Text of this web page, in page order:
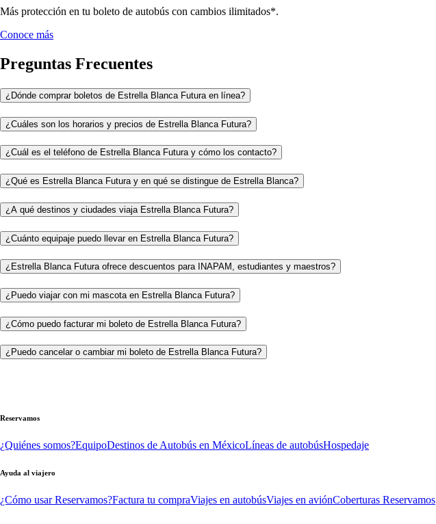
Más protección en tu boleto de autobús con cambios ilimitados*.
Conoce más
Preguntas Frecuentes
¿Dónde comprar boletos de Estrella Blanca Futura en línea?
¿Cuáles son los horarios y precios de Estrella Blanca Futura?
¿Cuál es el teléfono de Estrella Blanca Futura y cómo los contacto?
¿Qué es Estrella Blanca Futura y en qué se distingue de Estrella Blanca?
¿A qué destinos y ciudades viaja Estrella Blanca Futura?
¿Cuánto equipaje puedo llevar en Estrella Blanca Futura?
¿Estrella Blanca Futura ofrece descuentos para INAPAM, estudiantes y maestros?
¿Puedo viajar con mi mascota en Estrella Blanca Futura?
¿Cómo puedo facturar mi boleto de Estrella Blanca Futura?
¿Puedo cancelar o cambiar mi boleto de Estrella Blanca Futura?
Reservamos
¿Quiénes somos?EquipoDestinos de Autobús en MéxicoLíneas de autobúsHospedaje
Ayuda al viajero
¿Cómo usar Reservamos?Factura tu compraViajes en autobúsViajes en aviónCoberturas Reservamos